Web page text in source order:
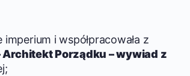
i współpracowała z
Architekt Porządku – wywiad z